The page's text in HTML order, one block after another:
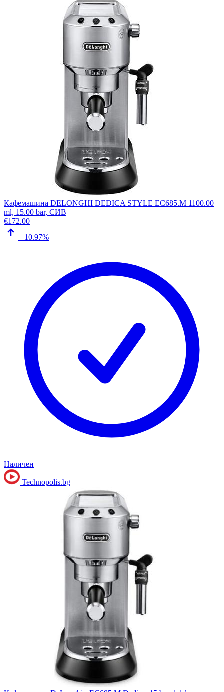
Кафемашина DELONGHI DEDICA STYLE EC685.M 1100.00
ml, 15.00 bar, СИВ
€172.00
+10.97%
Наличен
Technopolis.bg